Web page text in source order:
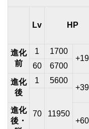
Lv HP
進化
前
1
1700
60
6700
進化
後
1
5600
70 11950
進化
後・